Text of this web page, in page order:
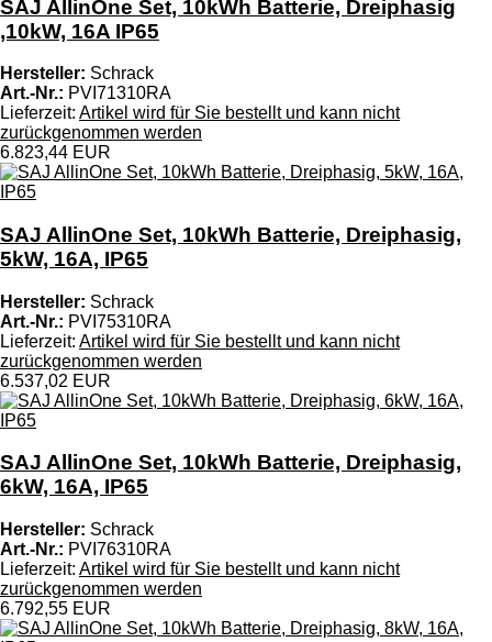
SAJ AllinOne Set, 10kWh Batterie, Dreiphasig
,10kW, 16A IP65
Hersteller: Schrack
Art.-Nr.: PVI71310RA
Lieferzeit: Artikel wird für Sie bestellt und kann nicht
zurückgenommen werden
6.823,44 EUR
SAJ AllinOne Set, 10kWh Batterie, Dreiphasig,
5kW, 16A, IP65
Hersteller: Schrack
Art.-Nr.: PVI75310RA
Lieferzeit: Artikel wird für Sie bestellt und kann nicht
zurückgenommen werden
6.537,02 EUR
SAJ AllinOne Set, 10kWh Batterie, Dreiphasig,
6kW, 16A, IP65
Hersteller: Schrack
Art.-Nr.: PVI76310RA
Lieferzeit: Artikel wird für Sie bestellt und kann nicht
zurückgenommen werden
6.792,55 EUR